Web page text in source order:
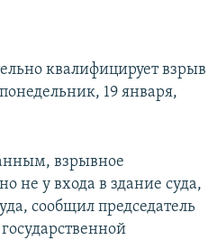
квалифицирует взрыв
19 января,
взрывное
не у входа в здание суда,
сообщил председатель